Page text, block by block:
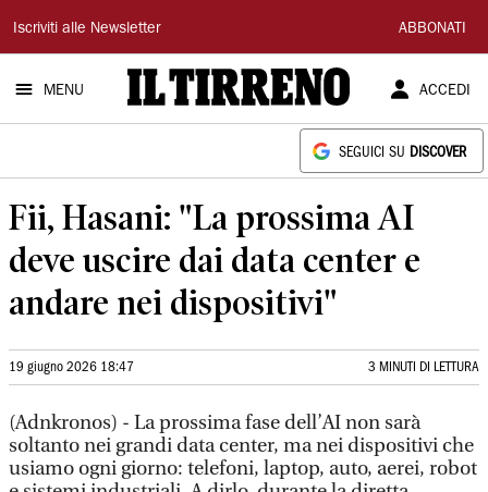
Il
Tirreno
Iscriviti alle Newsletter ABBONATI
MENU ACCEDI
SEGUICI SU DISCOVER
Fii, Hasani: "La prossima AI
deve uscire dai data center e
andare nei dispositivi"
19 giugno 2026 18:47 3 MINUTI DI LETTURA
(Adnkronos) - La prossima fase dell’AI non sarà
soltanto nei grandi data center, ma nei dispositivi che
usiamo ogni giorno: telefoni, laptop, auto, aerei, robot